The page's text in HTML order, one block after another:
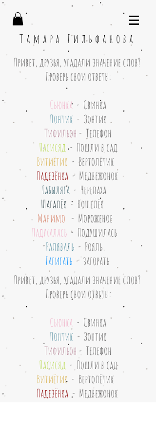
Тамара Гильфанова
Привет, друзья, угадали значение слов?
Проверь свои ответы:
Сьюнка - Свинка
Понтик - Зонтик
Тифильон - Телефон
Пасисяд- Пошли в сад
Витиётик - Вертолётик
Падезёнка- Медвежонок
Габыляга - Черепаха
Шагалёк - Кошелёк
Манимо - Мороженое
Падухалась- Подушилась
Раляваль - Рояль
Гагигать- загорать
Привет, друзья, угадали значение слов?
Проверь свои ответы:
Сьюнка - Свинка
Понтик - Зонтик
Тифильон - Телефон
Пасисяд - Пошли в сад
Витиётик- Вертолётик
Падезёнка- Медвежонок